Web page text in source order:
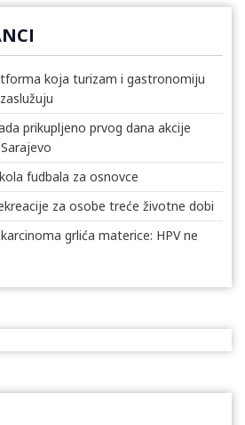
koja turizam i gastronomiju
prikupljeno prvog dana akcije
fudbala za osnovce
za osobe treće životne dobi
grlića materice: HPV ne